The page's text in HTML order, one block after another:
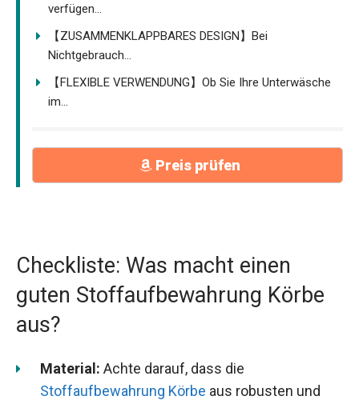
verfügen...
【ZUSAMMENKLAPPBARES DESIGN】Bei
Nichtgebrauch...
【FLEXIBLE VERWENDUNG】Ob Sie Ihre Unterwäsche
im...
Preis prüfen
Checkliste: Was macht einen
guten Stoffaufbewahrung Körbe
aus?
Material: Achte darauf, dass die
Stoffaufbewahrung Körbe aus robusten und